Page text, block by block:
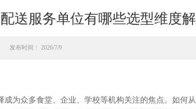
送服务单位有哪些选型维度
发布时间： 2026/7/9
为众多食堂、企业、学校等机构关注的焦点。如何